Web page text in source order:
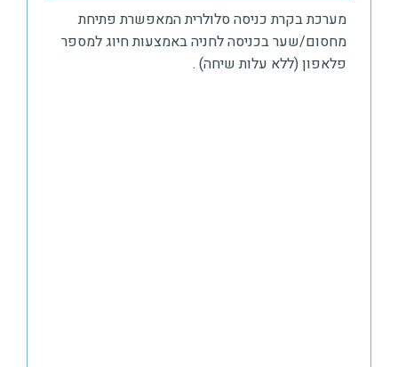
מערכת בקרת כניסה סלולרית המאפשרת פתיחת
מחסום/שער בכניסה לחניה באמצעות חיוג למספר
פלאפון (ללא עלות שיחה) .